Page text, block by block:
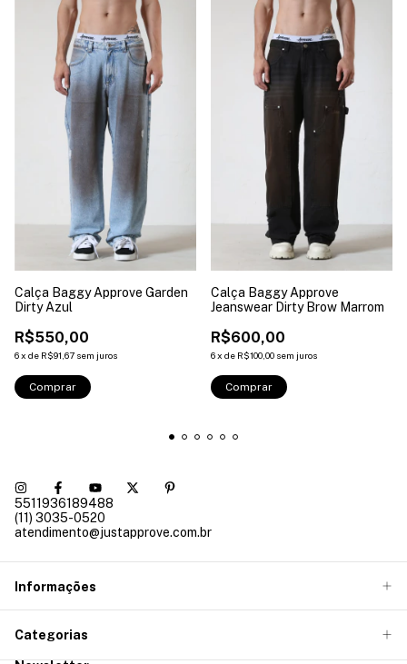
Calça Baggy Approve Garden
Dirty Azul
R$550,00
6x de R$91,67 sem juros
Comprar
Calça Baggy Approve
Jeanswear Dirty Brow Marrom
R$600,00
6x de R$100,00 sem juros
Comprar
5511936189488
(11) 3035-0520
atendimento@justapprove.com.br
Informações
Categorias